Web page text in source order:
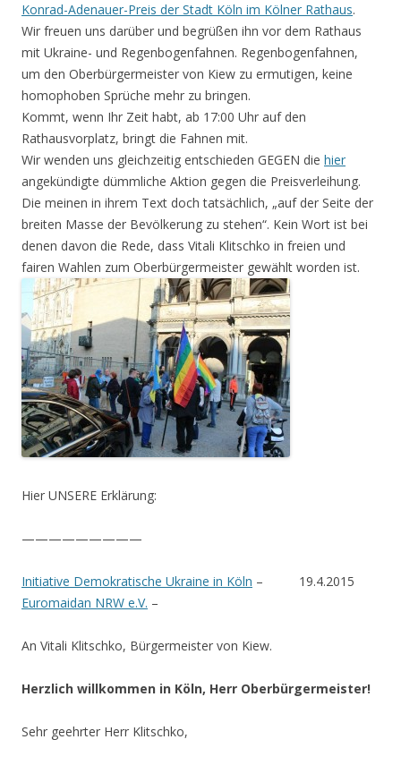
Konrad-Adenauer-Preis der Stadt Köln im Kölner Rathaus.
Wir freuen uns darüber und begrüßen ihn vor dem Rathaus
mit Ukraine- und Regenbogenfahnen. Regenbogenfahnen,
um den Oberbürgermeister von Kiew zu ermutigen, keine
homophoben Sprüche mehr zu bringen.
Kommt, wenn Ihr Zeit habt, ab 17:00 Uhr auf den
Rathausvorplatz, bringt die Fahnen mit.
Wir wenden uns gleichzeitig entschieden GEGEN die hier
angekündigte dümmliche Aktion gegen die Preisverleihung.
Die meinen in ihrem Text doch tatsächlich, „auf der Seite der
breiten Masse der Bevölkerung zu stehen“. Kein Wort ist bei
denen davon die Rede, dass Vitali Klitschko in freien und
fairen Wahlen zum Oberbürgermeister gewählt worden ist.
Hier UNSERE Erklärung:
—————————
Initiative Demokratische Ukraine in Köln – 19.4.2015
Euromaidan NRW e.V. –
An Vitali Klitschko, Bürgermeister von Kiew.
Herzlich willkommen in Köln, Herr Oberbürgermeister!
Sehr geehrter Herr Klitschko,